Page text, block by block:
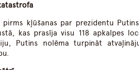
pirms kļūšanas par prezidentu
kas prasīja visu 118 apkalpes
Putins nolēma turpināt